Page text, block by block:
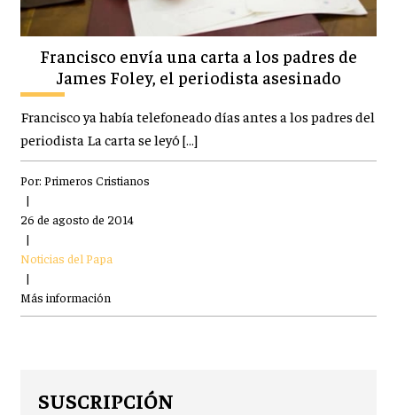
Francisco envía una carta a los padres de
James Foley, el periodista asesinado
Francisco ya había telefoneado días antes a los padres del
periodista La carta se leyó […]
Por: Primeros Cristianos
|
26 de agosto de 2014
|
Noticias del Papa
|
Más información
SUSCRIPCIÓN